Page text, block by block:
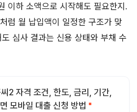
이하 소액으로 시작해도 필요한지.
럼 월 납입액이 일정한 구조가 맞
심사 결과는 신용 상태와 부채 수
2 자격 조건, 한도, 금리, 기간,
모바일 대출 신청 방법